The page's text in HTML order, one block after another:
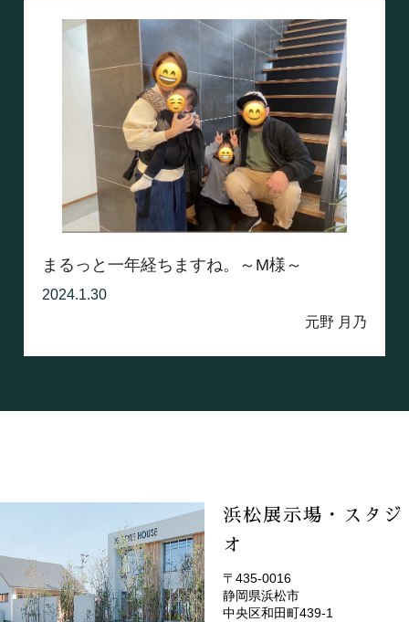
まるっと一年経ちますね。～M様～
2024.1.30
元野 月乃
浜松展示場・スタジ
オ
(EMOTOP浜松)
〒435-0016
静岡県浜松市
中央区和田町439-1